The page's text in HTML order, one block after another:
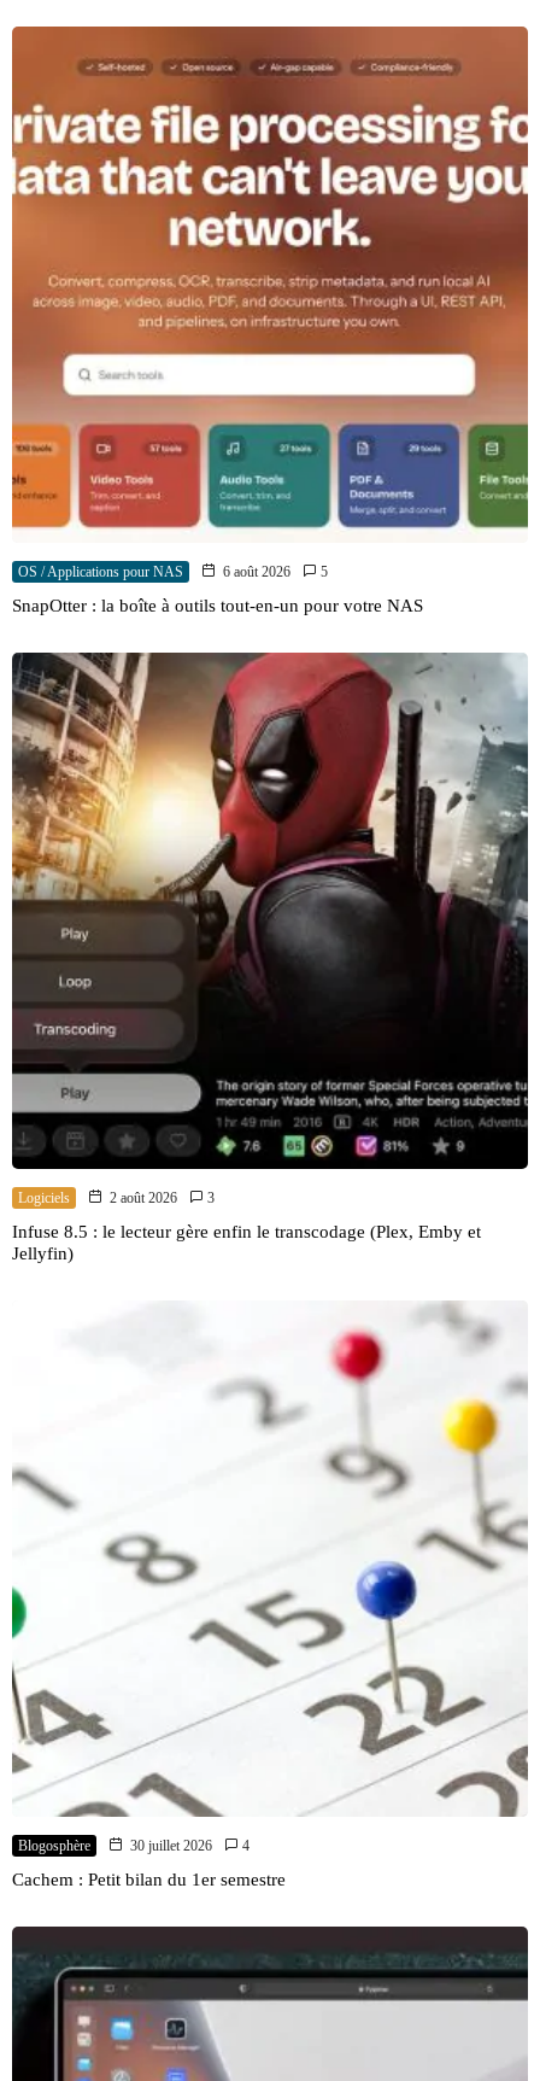
OS / Applications pour NAS 6 août 2026 5
SnapOtter : la boîte à outils tout-en-un pour votre NAS
Logiciels 2 août 2026 3
Infuse 8.5 : le lecteur gère enfin le transcodage (Plex, Emby et
Jellyfin)
Blogosphère 30 juillet 2026 4
Cachem : Petit bilan du 1er semestre